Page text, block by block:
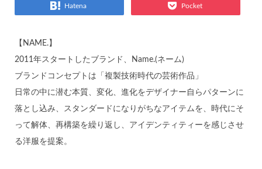
Hatena Pocket
【NAME.】
2011年スタートしたブランド、Name.(ネーム)
ブランドコンセプトは「複製技術時代の芸術作品」
日常の中に潜む本質、変化、進化をデザイナー自らパターンに
落とし込み、スタンダードになりがちなアイテムを、時代にそ
って解体、再構築を繰り返し、アイデンティティーを感じさせ
る洋服を提案。